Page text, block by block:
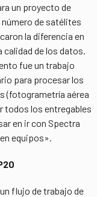
un proyecto de
de satélites
la diferencia en
calidad de los datos.
fue un trabajo
para procesar los
(fotogrametría aérea
todos los entregables
en ir con Spectra
equipos».
flujo de trabajo de